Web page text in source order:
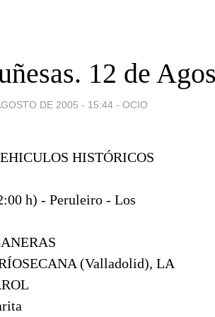
12 de
DE 2005 - 15:44 - OCIO
HISTÓRICOS
h) - Peruleiro - Los
(Valladolid), LA